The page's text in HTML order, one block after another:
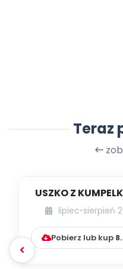
Teraz
USZKO Z
lipiec-sierpień
Pobierz lub kup